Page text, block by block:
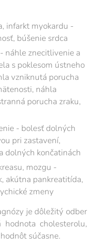
infarkt myokardu -
búšenie srdca
náhle znecitlivenie a
s poklesom ústneho
vzniknutá porucha
náhla
porucha zraku,
- bolesť dolných
pri zastavení,
dolných končatinách
mozgu -
akútna pankreatitída,
zmeny
je dôležitý odber
cholesterolu,
súčasne.